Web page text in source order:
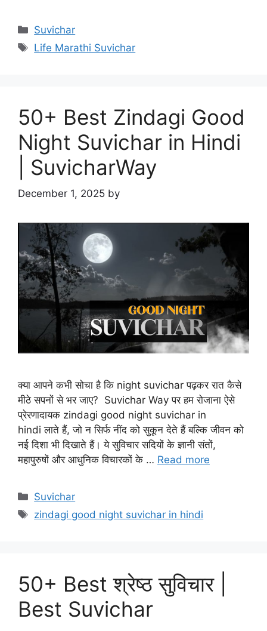
Categories
Suvichar
Tags
Life Marathi Suvichar
50+ Best Zindagi Good
Night Suvichar in Hindi
| SuvicharWay
December 1, 2025 by
क्या आपने कभी सोचा है कि night suvichar पढ़कर रात कैसे
मीठे सपनों से भर जाए? Suvichar Way पर हम रोजाना ऐसे
प्रेरणादायक zindagi good night suvichar in
hindi लाते हैं, जो न सिर्फ नींद को सुकून देते हैं बल्कि जीवन को
नई दिशा भी दिखाते हैं। ये सुविचार सदियों के ज्ञानी संतों,
महापुरुषों और आधुनिक विचारकों के … Read more
Categories
Suvichar
Tags
zindagi good night suvichar in hindi
50+ Best श्रेष्ठ सुविचार |
Best Suvichar